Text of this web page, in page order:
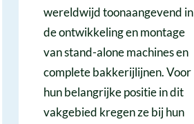
wereldwijd toonaangevend in
de ontwikkeling en montage
van stand-alone machines en
complete bakkerijlijnen. Voor
hun belangrijke positie in dit
vakgebied kregen ze bij hun